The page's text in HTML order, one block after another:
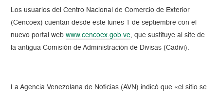
Los usuarios del Centro Nacional de Comercio de Exterior
(Cencoex) cuentan desde este lunes 1 de septiembre con el
nuevo portal webwww.cencoex.gob.ve, que sustituye al site de
la antigua Comisión de Administración de Divisas (Cadivi).
La Agencia Venezolana de Noticias (AVN) indicó que «el sitio se